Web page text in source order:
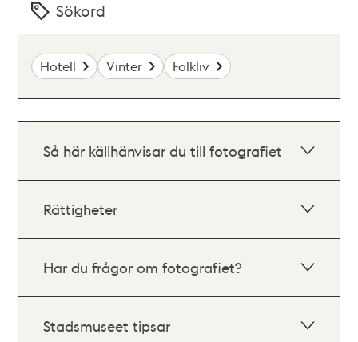
Sökord
Hotell Vinter Folkliv
Så här källhänvisar du till fotografiet
Rättigheter
Har du frågor om fotografiet?
Stadsmuseet tipsar